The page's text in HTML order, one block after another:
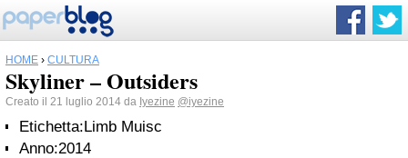
HOME › CULTURA
Skyliner – Outsiders
Creato il 21 luglio 2014 da Iyezine @iyezine
Etichetta:Limb Muisc
Anno:2014